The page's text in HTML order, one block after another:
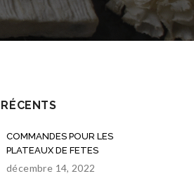
COMMANDES POUR LES
PLATEAUX DE FETES
décembre 14, 2022